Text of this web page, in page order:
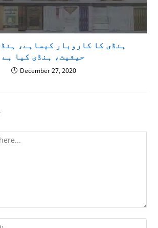
ہنڈی کا کاروبار کیساہے،
حیثیت، ہنڈی کیا ہے
December 27, 2020